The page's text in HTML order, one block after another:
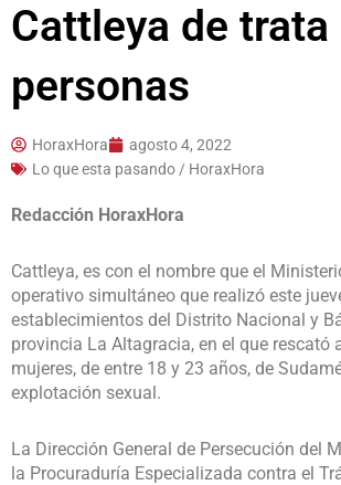
Cattleya de trata
personas
HoraxHora
agosto 4, 2022
Lo que esta pasando / HoraxHora
Redacción HoraxHora
Cattleya, es con el nombre que el
operativo simultáneo que realizó este
establecimientos del Distrito Nacional y
provincia La Altagracia, en el que rescató
mujeres, de entre 18 y 23 años, de
explotación sexual.
La Dirección General de Persecución del
la Procuraduría Especializada contra el